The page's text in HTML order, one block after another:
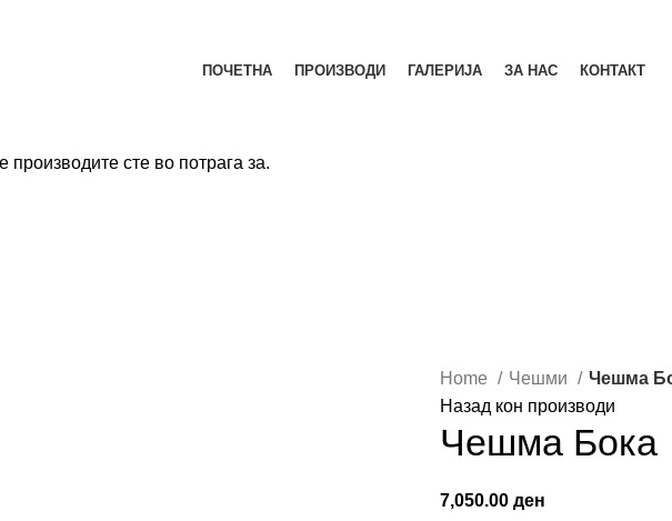
ПОЧЕТНА
ПРОИЗВОДИ ГАЛЕРИЈА ЗА НАС КОНТАКТ
Home Чешми
Чешма
Назад кон производи
Чешма Бока
7,050.00 ден
сте во потрага за.